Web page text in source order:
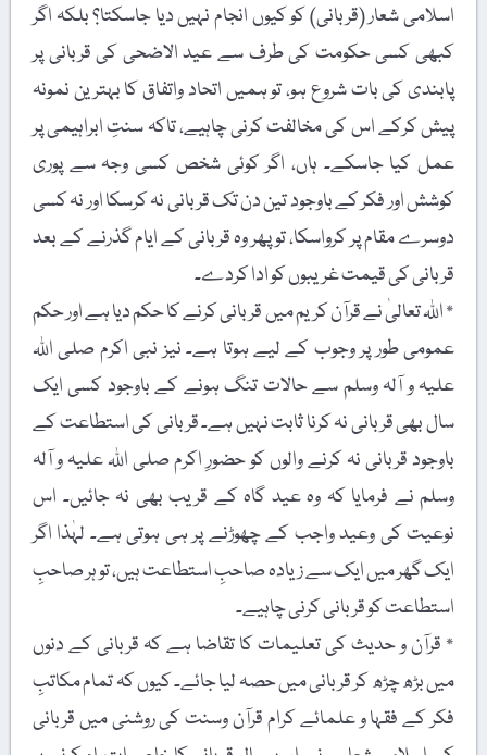
اسلامی شعار (قربانی) کو کیوں انجام نہیں دیا جاسکتا؟ بلکہ اگر
کبھی کسی حکومت کی طرف سے عید الاضحی کی قربانی پر
پابندی کی بات شروع ہو، تو ہمیں اتحاد واتفاق کا بہترین نمونہ
پیش کرکے اس کی مخالفت کرنی چاہیے، تاکہ سنتِ ابراہیمی پر
عمل کیا جاسکے۔ ہاں، اگر کوئی شخص کسی وجہ سے پوری
کوشش اور فکر کے باوجود تین دن تک قربانی نہ کرسکا اور نہ کسی
دوسرے مقام پر کرواسکا، تو پھر وہ قربانی کے ایام گذرنے کے بعد
قربانی کی قیمت غریبوں کو ادا کردے۔
٭ اللہ تعالیٰ نے قرآن کریم میں قربانی کرنے کا حکم دیا ہے اور حکم
عمومی طور پر وجوب کے لیے ہوتا ہے۔ نیز نبی اکرم صلی اللہ
علیہ و آلہ وسلم سے حالات تنگ ہونے کے باوجود کسی ایک
سال بھی قربانی نہ کرنا ثابت نہیں ہے۔ قربانی کی استطاعت کے
باوجود قربانی نہ کرنے والوں کو حضورِ اکرم صلی اللہ علیہ و آلہ
وسلم نے فرمایا کہ وہ عید گاہ کے قریب بھی نہ جائیں۔ اس
نوعیت کی وعید واجب کے چھوڑنے پر ہی ہوتی ہے۔ لہٰذا اگر
ایک گھر میں ایک سے زیادہ صاحبِ استطاعت ہیں، تو ہر صاحبِ
استطاعت کو قربانی کرنی چاہیے۔
٭ قرآن و حدیث کی تعلیمات کا تقاضا ہے کہ قربانی کے دنوں
میں بڑھ چڑھ کر قربانی میں حصہ لیا جائے۔ کیوں کہ تمام مکاتبِ
فکر کے فقہا و علمائے کرام قرآن وسنت کی روشنی میں قربانی